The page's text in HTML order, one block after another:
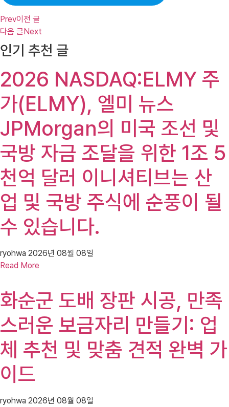
Prev이전 글
다음 글Next
인기 추천 글
2026 NASDAQ:ELMY 주
가(ELMY), 엘미 뉴스
JPMorgan의 미국 조선 및
국방 자금 조달을 위한 1조 5
천억 달러 이니셔티브는 산
업 및 국방 주식에 순풍이 될
수 있습니다.
ryohwa 2026년 08월 08일
Read More
화순군 도배 장판 시공, 만족
스러운 보금자리 만들기: 업
체 추천 및 맞춤 견적 완벽 가
이드
ryohwa 2026년 08월 08일